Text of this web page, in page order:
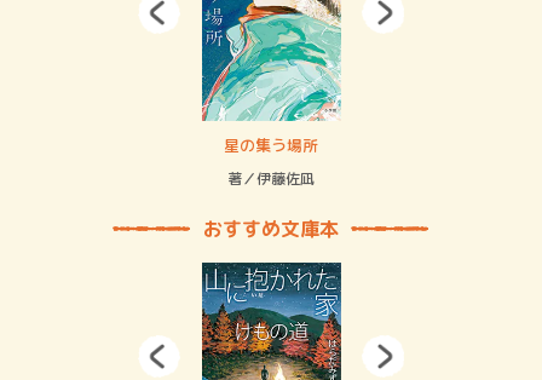
星の集う場所
著／伊藤佐凪
おすすめ文庫本